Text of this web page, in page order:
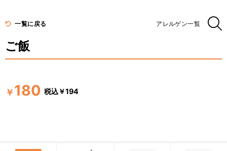
ご飯
一覧に戻る
￥180 税込￥194
アレルゲン一覧